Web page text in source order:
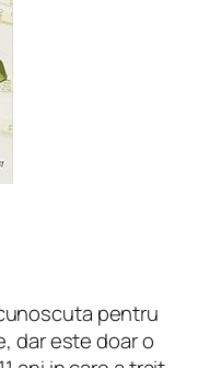
pentru
dar este doar o